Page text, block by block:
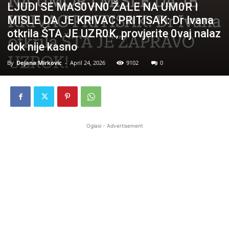
LJUDl SE MAS0VN0 ŽALE NA UM0R I
MISLE DA JE KRIVAC PRITISAK: Dr Ivana
otkrila ŠTA JE UZR0K, provjerite 0vaj nalaz
dok nije kasno
By Dejana Mirkovic - April 24, 2026 9102 0
Oglasi - Advertisement